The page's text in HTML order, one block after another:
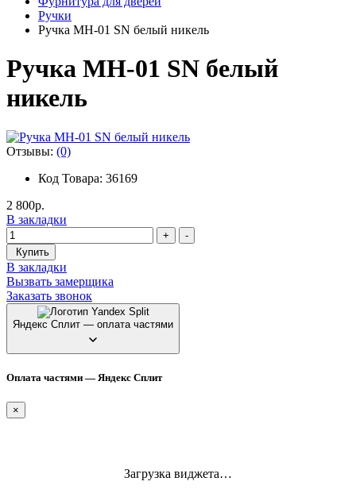
Ручки
Ручка MH-01 SN белый никель
Ручка MH-01 SN белый
никель
Отзывы: (0)
Код Товара: 36169
2 800р.
В закладки
+
-
Купить
В закладки
Вызвать замерщика
Заказать звонок
Яндекс Сплит — оплата частями
Оплата частями — Яндекс Сплит
×
Загрузка виджета…